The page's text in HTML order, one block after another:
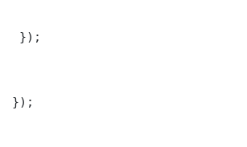
});
});